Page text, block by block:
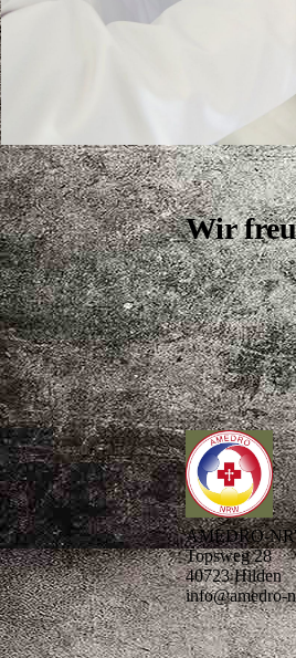
Wir
AMEDRO-
Topsweg 28
40723 Hilden
info@amedro-